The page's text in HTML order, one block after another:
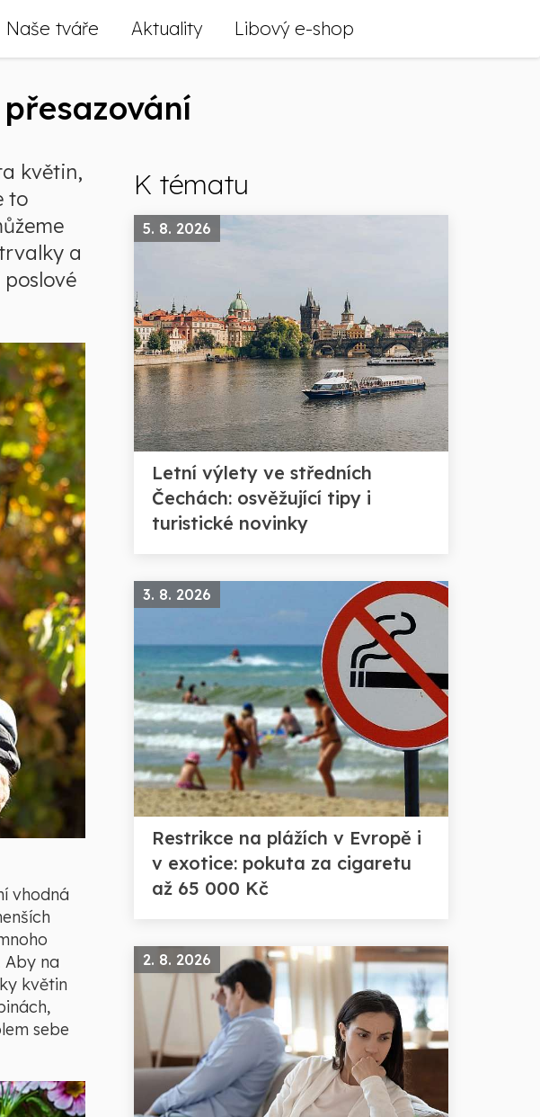
Naše tváře Aktuality Libový e-shop
květin,
to
a
vhodná
Aby na
květin
sebe
K tématu
5. 8. 2026
Letní výlety ve středních
Čechách: osvěžující tipy i
turistické novinky
3. 8. 2026
Restrikce na plážích v Evropě i
v exotice: pokuta za cigaretu
až 65 000 Kč
2. 8. 2026